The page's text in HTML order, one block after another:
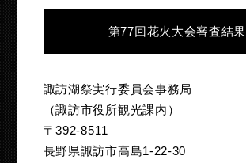
第77回花火大会審査結果
諏訪湖祭実行委員会事務局
（諏訪市役所観光課内）
〒392-8511
長野県諏訪市高島1-22-30